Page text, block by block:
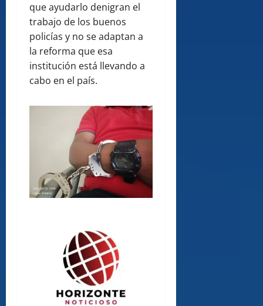
que ayudarlo denigran el
trabajo de los buenos
policías y no se adaptan a
la reforma que esa
institución está llevando a
cabo en el país.